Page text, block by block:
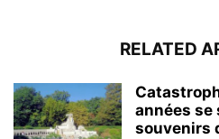
RELATED
années se
souvenirs